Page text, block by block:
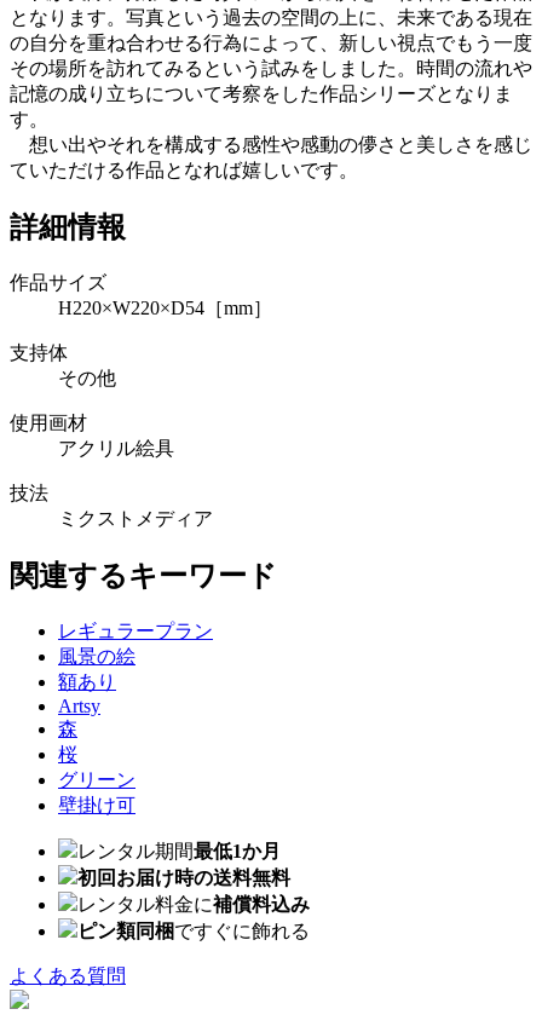
となります。写真という過去の空間の上に、未来である現在
の自分を重ね合わせる行為によって、新しい視点でもう一度
その場所を訪れてみるという試みをしました。時間の流れや
記憶の成り立ちについて考察をした作品シリーズとなりま
す。
想い出やそれを構成する感性や感動の儚さと美しさを感じ
ていただける作品となれば嬉しいです。
詳細情報
作品サイズ
H220×W220×D54［mm］
支持体
その他
使用画材
アクリル絵具
技法
ミクストメディア
関連するキーワード
レギュラープラン
風景の絵
額あり
Artsy
森
桜
グリーン
壁掛け可
レンタル期間最低1か月
初回お届け時の送料無料
レンタル料金に補償料込み
ピン類同梱ですぐに飾れる
よくある質問